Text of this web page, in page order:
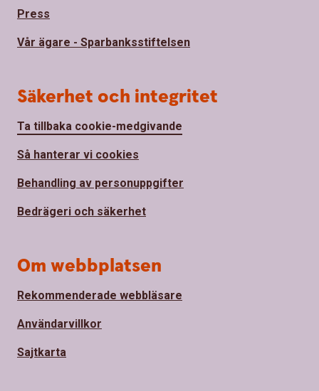
Press
Vår ägare - Sparbanksstiftelsen
Säkerhet och integritet
Ta tillbaka cookie-medgivande
Så hanterar vi cookies
Behandling av personuppgifter
Bedrägeri och säkerhet
Om webbplatsen
Rekommenderade webbläsare
Användarvillkor
Sajtkarta